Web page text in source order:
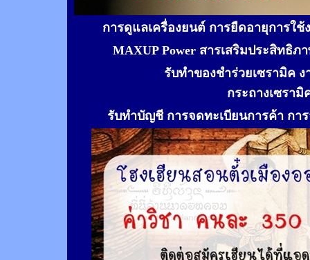
การดูแลเครื่องยนต์ การยืดอายุการใ
MAXUP Power สารเสริมประสิทธิ
รับทำของชำร่วยเซรามิค
กระถางเซรา
รับทำบัญชี การจดทะเบียนการค้า กา